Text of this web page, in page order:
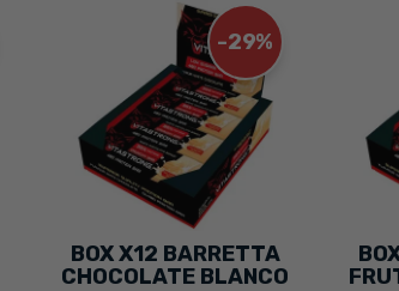
-29%
BOX X12 BARRETTA
CHOCOLATE BLANCO